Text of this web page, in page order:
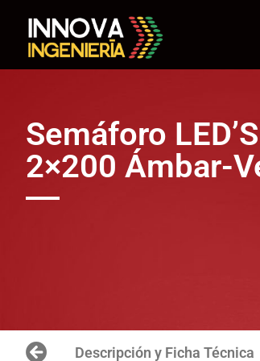
Semáforo
2×200 Ámbar-
Descripción y Ficha Técnica